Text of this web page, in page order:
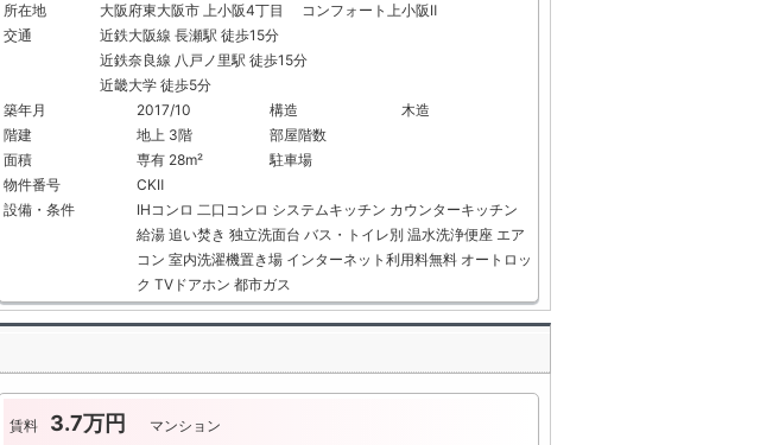
所在地
大阪府東大阪市 上小阪4丁目 コンフォート上小阪Ⅱ
交通
近鉄大阪線 長瀬駅 徒歩15分
近鉄奈良線 八戸ノ里駅 徒歩15分
近畿大学 徒歩5分
築年月
2017/10 構造
木造
階建
地上 3階
部屋階数
面積
専有 28m²
駐車場
物件番号
CKⅡ
設備・条件
IHコンロ 二口コンロ システムキッチン カウンターキッチン
給湯 追い焚き 独立洗面台 バス・トイレ別 温水洗浄便座 エア
コン 室内洗濯機置き場 インターネット利用料無料 オートロッ
ク TVドアホン 都市ガス
賃料 3.7万円
マンション